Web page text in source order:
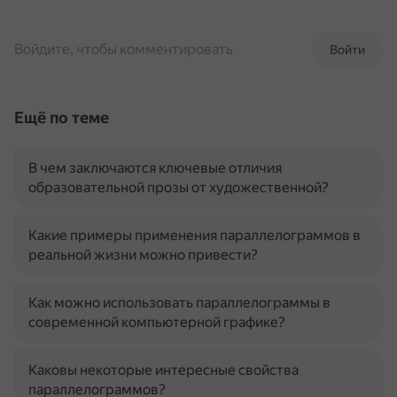
Войти
Войдите, чтобы комментировать
Ещё по теме
В чем заключаются ключевые отличия
образовательной прозы от художественной?
Какие примеры применения параллелограммов в
реальной жизни можно привести?
Как можно использовать параллелограммы в
современной компьютерной графике?
Каковы некоторые интересные свойства
параллелограммов?